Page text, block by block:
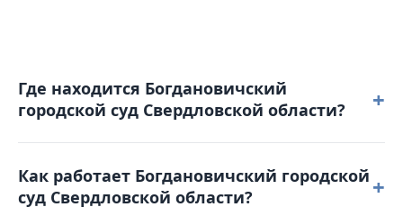
Где находится Богдановичский
городской суд Свердловской области?
+
области расположен по адресу: 623510,
Свердловская область, г. Богданович,
Как работает Богдановичский городской
суд Свердловской области?
+